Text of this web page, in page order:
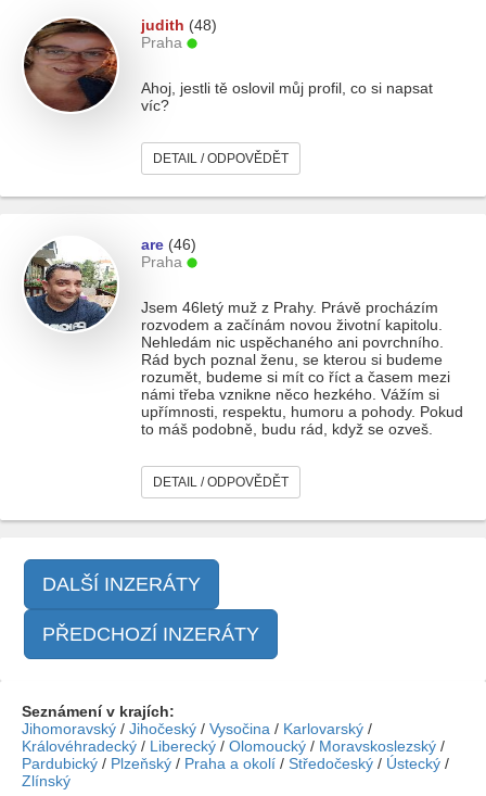
judith (48)
Praha
Ahoj, jestli tě oslovil můj profil, co si napsat
víc?
DETAIL / ODPOVĚDĚT
are (46)
Praha
Jsem 46letý muž z Prahy. Právě procházím
rozvodem a začínám novou životní kapitolu.
Nehledám nic uspěchaného ani povrchního.
Rád bych poznal ženu, se kterou si budeme
rozumět, budeme si mít co říct a časem mezi
námi třeba vznikne něco hezkého. Vážím si
upřímnosti, respektu, humoru a pohody. Pokud
to máš podobně, budu rád, když se ozveš.
DETAIL / ODPOVĚDĚT
DALŠÍ INZERÁTY
PŘEDCHOZÍ INZERÁTY
Seznámení v krajích:
Jihomoravský / Jihočeský / Vysočina / Karlovarský /
Královéhradecký / Liberecký / Olomoucký / Moravskoslezský /
Pardubický / Plzeňský / Praha a okolí / Středočeský / Ústecký /
Zlínský